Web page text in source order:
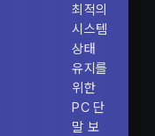
최적의
시스템
상태
유지를
위한
PC 단
말 보